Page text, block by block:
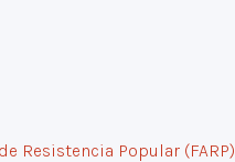
Resistencia Popular (FARP)